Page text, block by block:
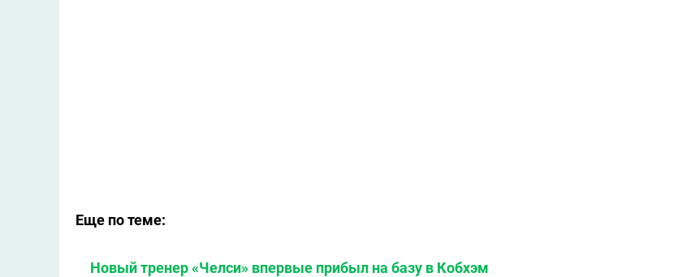
Еще по теме:
Новый тренер «Челси» впервые прибыл на базу в Кобхэм